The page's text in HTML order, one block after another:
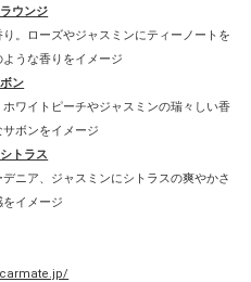
ウンジ
。ローズやジャスミンにティーノートを
うな香りをイメージ
ン
ワイトピーチやジャスミンの瑞々しい香
ボンをイメージ
トラス
ニア、ジャスミンにシトラスの爽やかさ
イメージ